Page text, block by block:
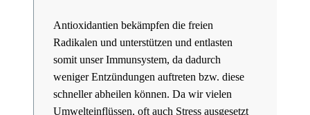
Antioxidantien bekämpfen die freien
Radikalen und unterstützen und entlasten
somit unser Immunsystem, da dadurch
weniger Entzündungen auftreten bzw. diese
schneller abheilen können. Da wir vielen
Umwelteinflüssen, oft auch Stress ausgesetzt